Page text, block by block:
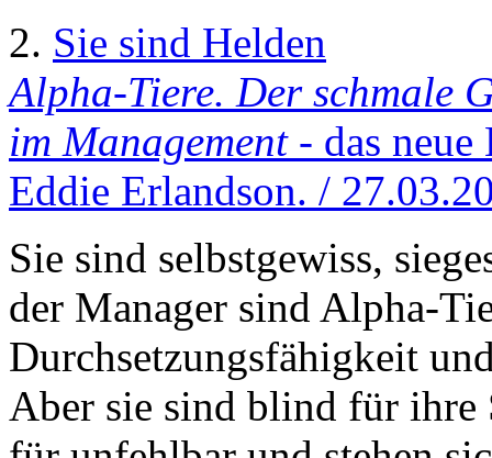
2. Sie sind Helden
Alpha-Tiere. Der schmale
im Management- das neue
Eddie Erlandson. /
Sie sind selbstgewiss,
der Manager sind Alpha-
Durchsetzungsfähigkeit
Aber sie sind blind für ihre